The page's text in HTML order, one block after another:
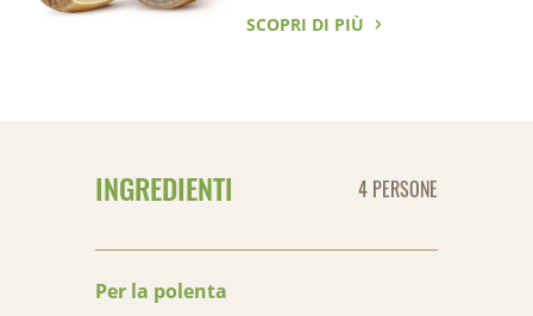
SCOPRI DI PIÙ
INGREDIENTI 4 PERSONE
Per la polenta